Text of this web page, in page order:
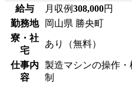
給与 月収例308,000円
勤務地
岡山県 勝央町
寮・社
宅
あり（無料）
仕事内
容
製造マシンの操作
制